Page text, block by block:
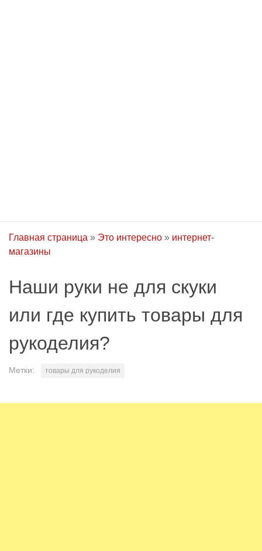
Главная страница » Это интересно » интернет-
магазины
Наши руки не для скуки
или где купить товары для
рукоделия?
Метки: товары для рукоделия